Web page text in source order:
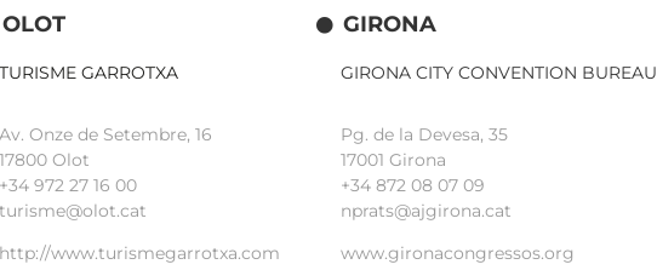
OLOT
TURISME GARROTXA
Av. Onze de Setembre, 16
17800 Olot
+34972 27 16 00
turisme@olot.cat
http://www.turismegarrotxa.com
GIRONA
GIRONA CITY CONVENTION BUREAU
Pg. de la Devesa, 35
17001 Girona
+34 872 08 07 09
nprats@ajgirona.cat
www.gironacongressos.org